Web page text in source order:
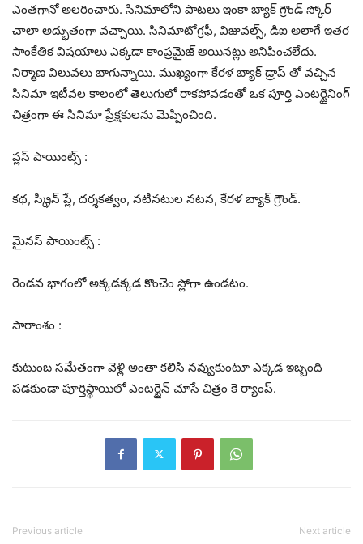
ఎంతగానో అలరించారు. సినిమాలోని పాటలు ఇంకా బ్యాక్ గ్రౌండ్ స్కోర్
చాలా అద్భుతంగా వచ్చాయి. సినిమాటోగ్రఫీ, విజువల్స్, డిఐ అలాగే ఇతర
సాంకేతిక విషయాలు ఎక్కడా కాంప్రమైజ్ అయినట్లు అనిపించలేదు.
నిర్మాణ విలువలు బాగున్నాయి. ముఖ్యంగా కేరళ బ్యాక్ డ్రాప్ తో వచ్చిన
సినిమా ఇటీవల కాలంలో తెలుగులో రాకపోవడంతో ఒక పూర్తి ఎంటర్టైనింగ్
చిత్రంగా ఈ సినిమా ప్రేక్షకులను మెప్పించింది.
ప్లస్ పాయింట్స్ :
కథ, స్క్రీన్ ప్లే, దర్శకత్వం, నటీనటుల నటన, కేరళ బ్యాక్ గ్రౌండ్.
మైనస్ పాయింట్స్ :
రెండవ భాగంలో అక్కడక్కడ కొంచెం స్లోగా ఉండటం.
సారాంశం :
కుటుంబ సమేతంగా వెళ్లి అంతా కలిసి నవ్వుకుంటూ ఎక్కడ ఇబ్బంది
పడకుండా పూర్తిస్థాయిలో ఎంటర్టైన్ చూసే చిత్రం కె ర్యాంప్.
Previous article Next article